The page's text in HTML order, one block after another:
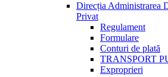
Direcția Administrarea
Privat
Regulament
Formulare
Conturi de plată
TRANSPORT
Exproprieri